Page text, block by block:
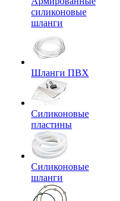
силиконовые
шланги
Шланги ПВХ
Силиконовые
пластины
Силиконовые
шланги